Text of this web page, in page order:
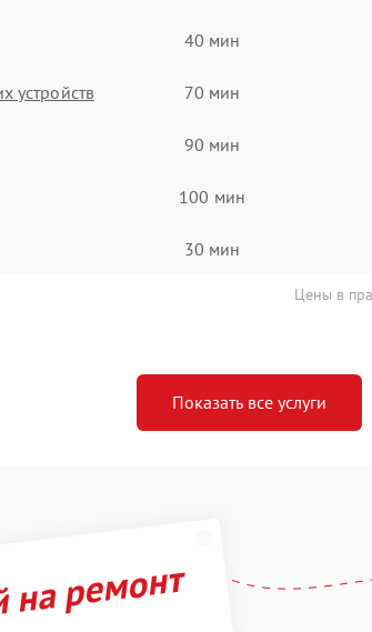
40 мин
устройств 70 мин
90 мин
100 мин
30 мин
Цены в
Показать все услуги